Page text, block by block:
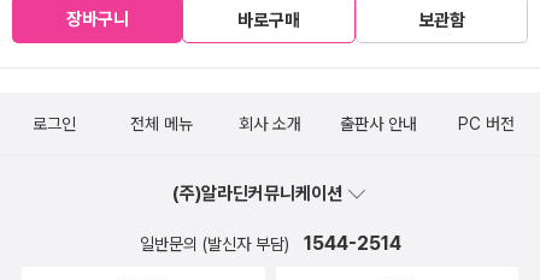
장바구니 바로구매 보관함
로그인 전체 메뉴 회사 소개 출판사 안내 PC 버전
(주)알라딘커뮤니케이션
일반문의 (발신자 부담) 1544-2514